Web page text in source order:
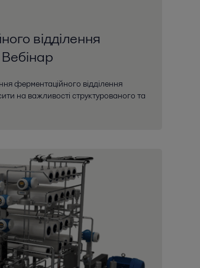
відділення
ферментаційного відділення
на важливості структурованого та